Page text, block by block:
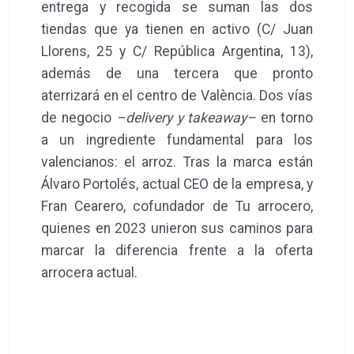
entrega y recogida se suman las dos
tiendas que ya tienen en activo (C/ Juan
Llorens, 25 y C/ República Argentina, 13),
además de una tercera que pronto
aterrizará en el centro de València. Dos vías
de negocio –delivery y takeaway– en torno
a un ingrediente fundamental para los
valencianos: el arroz. Tras la marca están
Álvaro Portolés, actual CEO de la empresa, y
Fran Cearero, cofundador de Tu arrocero,
quienes en 2023 unieron sus caminos para
marcar la diferencia frente a la oferta
arrocera actual.